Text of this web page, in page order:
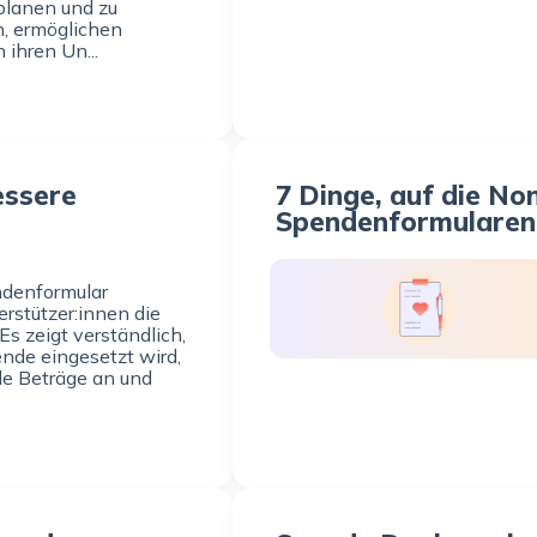
und zu
ermöglichen
ihren Un...
die
zeigt verständlich,
eingesetzt wird,
Beträge an und
7 Dinge, auf die